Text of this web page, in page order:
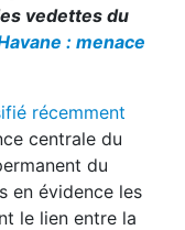
vedettes du
: menace
récemment
centrale du
du
en évidence les
le lien entre la